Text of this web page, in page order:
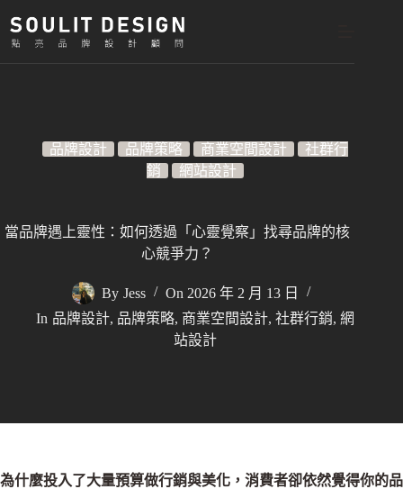
至
品牌設計
品牌策略 商業空間設計
社群行
銷
網站設計
當品牌遇上靈性：如何透過「心靈覺察」找尋品牌的核
心競爭力？
By Jess On 2026 年 2 月 13 日
In 品牌設計, 品牌策略, 商業空間設計, 社群行銷, 網
站設計
為什麼投入了大量預算做行銷與美化，消費者卻依然覺得你的品